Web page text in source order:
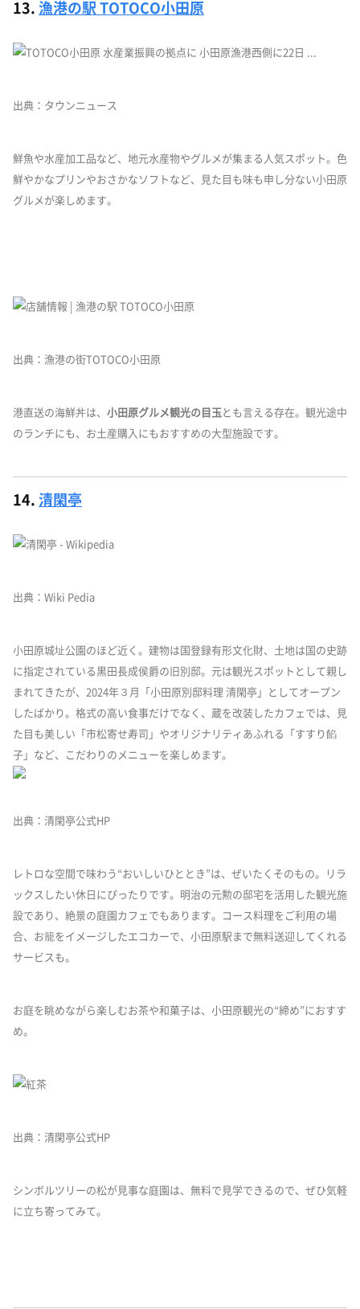
13. 漁港の駅 TOTOCO小田原
出典：タウンニュース
鮮魚や水産加工品など、地元水産物やグルメが集まる人気スポット。色
鮮やかなプリンやおさかなソフトなど、見た目も味も申し分ない小田原
グルメが楽しめます。
出典：漁港の街TOTOCO小田原
港直送の海鮮丼は、 小田原グルメ観光の目玉とも言える存在。観光途中
のランチにも、お土産購入にもおすすめの大型施設です。
14. 清閑亭
出典：Wiki Pedia
小田原城址公園のほど近く。建物は国登録有形文化財、土地は国の史跡
に指定されている黒田長成侯爵の旧別邸。元は観光スポットとして親し
まれてきたが、2024年３月「小田原別邸料理 清閑亭」としてオープン
したばかり。格式の高い食事だけでなく、蔵を改装したカフェでは、見
た目も美しい「市松寄せ寿司」やオリジナリティあふれる「すすり餡
子」など、こだわりのメニューを楽しめます。
出典：清閑亭公式HP
レトロな空間で味わう“おいしいひととき”は、ぜいたくそのもの。リラ
ックスしたい休日にぴったりです。明治の元勲の邸宅を活用した観光施
設であり、絶景の庭園カフェでもあります。コース料理をご利用の場
合、お籠をイメージしたエコカーで、小田原駅まで無料送迎してくれる
サービスも。
お庭を眺めながら楽しむお茶や和菓子は、小田原観光の“締め”におすす
め。
出典：清閑亭公式HP
シンボルツリーの松が見事な庭園は、無料で見学できるので、ぜひ気軽
に立ち寄ってみて。